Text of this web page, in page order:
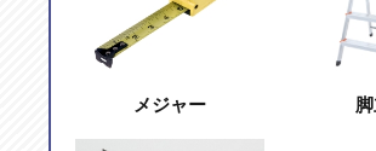
メジャー